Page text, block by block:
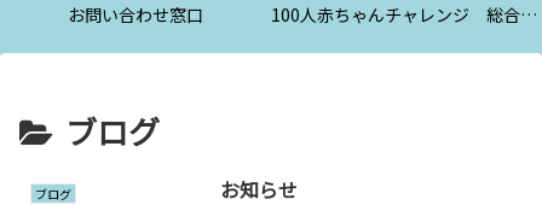
お問い合わせ窓口
100人赤ちゃんチャレンジ 総合案内
ブログ
ブログ お知らせ